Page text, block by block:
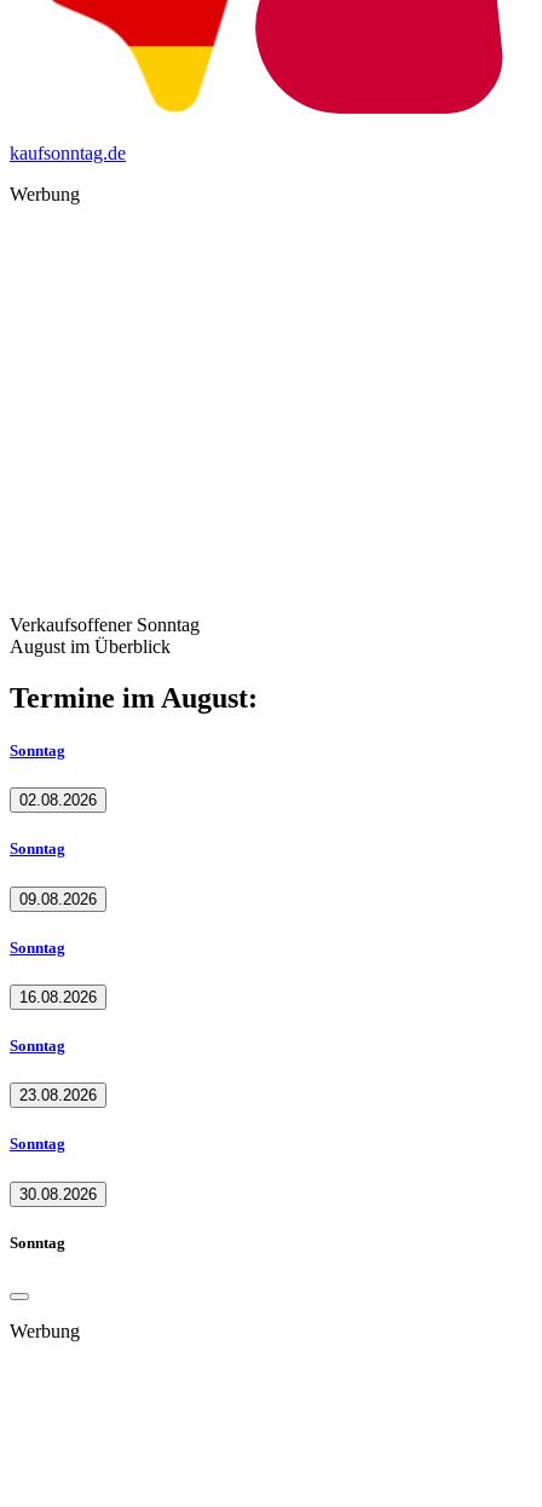
kaufsonntag.de
Werbung
Verkaufsoffener Sonntag
August im Überblick
Termine im August:
Sonntag
02.08.2026
Sonntag
09.08.2026
Sonntag
16.08.2026
Sonntag
23.08.2026
Sonntag
30.08.2026
Sonntag
Werbung